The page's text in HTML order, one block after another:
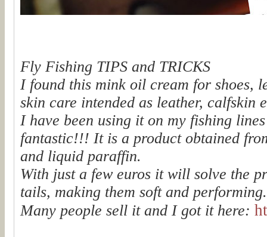
Fly Fishing TIPS and TRICKS
I found this mink oil cream for shoes,
skin care intended as leather, calfskin
I have been using it on my fishing
fantastic!!! It is a product obtained
and liquid paraffin.
With just a few euros it will solve the
tails, making them soft and performing.
Many people sell it and I got it here: